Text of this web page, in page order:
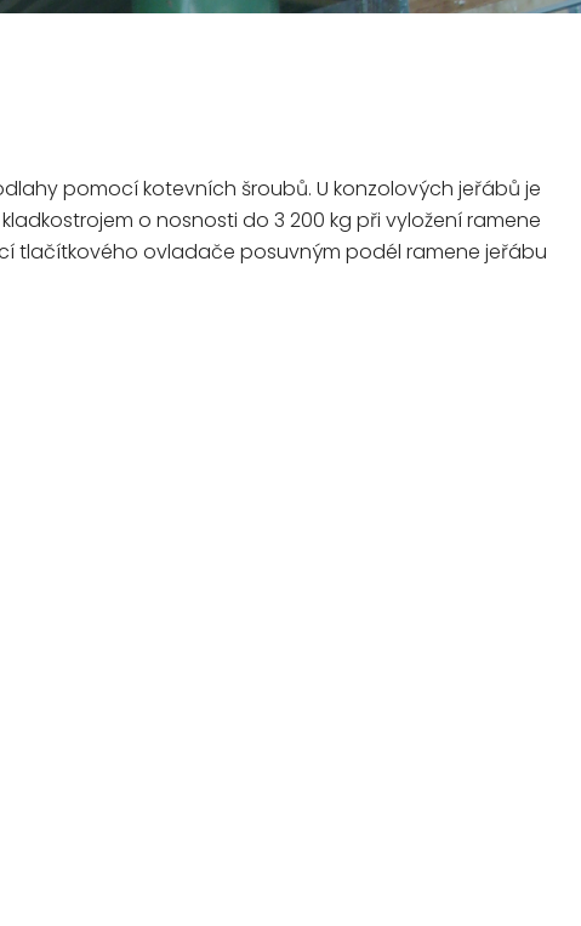
pomocí kotevních šroubů. U konzolových jeřábů je
o nosnosti do 3 200 kg při vyložení ramene
tlačítkového ovladače posuvným podél ramene jeřábu